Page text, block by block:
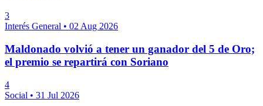
3
Interés General • 02 Aug 2026
Maldonado volvió a tener un ganador del 5 de Oro;
el premio se repartirá con Soriano
4
Social • 31 Jul 2026